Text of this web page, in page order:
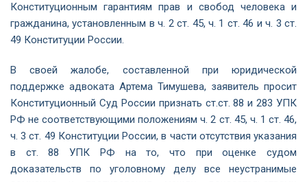
Конституционным гарантиям прав и свобод человека и
гражданина, установленным в ч. 2 ст. 45, ч. 1 ст. 46 и ч. 3 ст.
49 Конституции России.
В своей жалобе, составленной при юридической
поддержке адвоката Артема Тимушева, заявитель просит
Конституционный Суд России признать ст.ст. 88 и 283 УПК
РФ не соответствующими положениям ч. 2 ст. 45, ч. 1 ст. 46,
ч. 3 ст. 49 Конституции России, в части отсутствия указания
в ст. 88 УПК РФ на то, что при оценке судом
доказательств по уголовному делу все неустранимые